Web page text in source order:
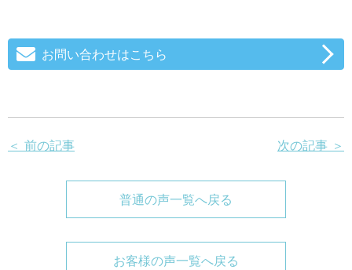
お問い合わせはこちら
＜ 前の記事 次の記事 ＞
普通の声一覧へ戻る
お客様の声一覧へ戻る